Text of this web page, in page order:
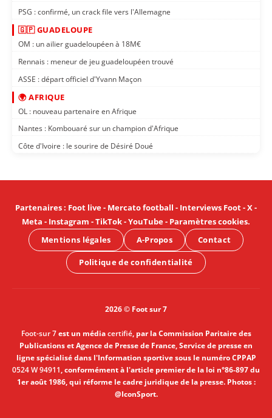
PSG : confirmé, un crack file vers l'Allemagne
🇬🇵 GUADELOUPE
OM : un ailier guadeloupéen à 18M€
Rennais : meneur de jeu guadeloupéen trouvé
ASSE : départ officiel d'Yvann Maçon
🌍 AFRIQUE
OL : nouveau partenaire en Afrique
Nantes : Kombouaré sur un champion d'Afrique
Côte d'Ivoire : le sourire de Désiré Doué
Partenaires: Foot live- Mercato football - Interviews Foot-X-
Meta - Instagram -TikTok-YouTube- Paramètres cookies.
Mentions légales
A-Propos Contact
Politique de confidentialité
2026 © Foot sur 7
Foot-sur 7est un médiacertifié, par la Commission Paritaire des
Publications et Agence de Presse de France, Service de presse en
ligne spécialisé dans l'Information sportive sous le numéro CPPAP
0524 W 94911, conformément à l'article premier de la loi n°86-897 du
1er août 1986, qui réforme le cadre juridique de la presse. Photos :
@IconSport.